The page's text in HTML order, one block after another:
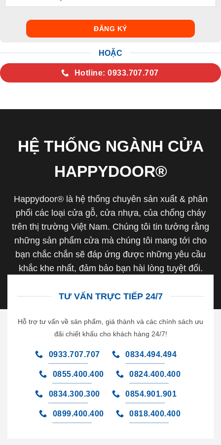
HOẶC
Hotline: 0933.707.707
HỆ THỐNG NGÀNH CỬA
HAPPYDOOR®
Happydoor® là hệ thống chuyên sản xuất & phân
phối các loại cửa gỗ, cửa nhựa, của chống cháy
trên thị trường Việt Nam. Chúng tôi tin tưởng rằng
những sản phẩm cửa mà chúng tôi mang tới cho
bạn chắc chắn sẽ đáp ứng được những yêu cầu
khắc khe nhất, đảm bảo bạn hài lòng tuyệt đối.
TƯ VẤN TRỰC TIẾP 24/7
Hỗ trợ tư vấn về sản phẩm, giá thành và các chính sách ưu
đãi chiết khấu cho khách hàng 24/7!
0933.707.707 0834.494.494
0855.400.400 0824.400.400
0834.300.300 0854.901.901
0899.400.400 0818.400.400